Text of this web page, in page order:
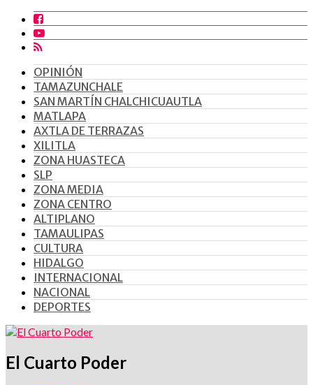
OPINIÓN
TAMAZUNCHALE
SAN MARTÍN CHALCHICUAUTLA
MATLAPA
AXTLA DE TERRAZAS
XILITLA
ZONA HUASTECA
SLP
ZONA MEDIA
ZONA CENTRO
ALTIPLANO
TAMAULIPAS
CULTURA
HIDALGO
INTERNACIONAL
NACIONAL
DEPORTES
El Cuarto Poder